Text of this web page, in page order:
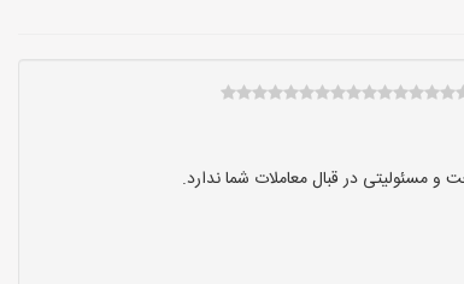
و مسئولیتی در قبال معاملات شما ندارد.